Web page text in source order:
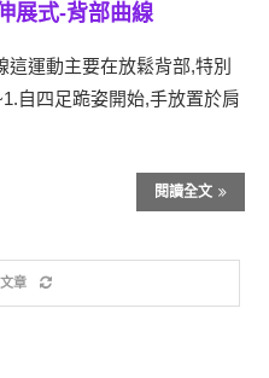
展式-背部曲線
運動主要在放鬆背部,特別
自四足跪姿開始,手放置於肩
閱讀全文
章